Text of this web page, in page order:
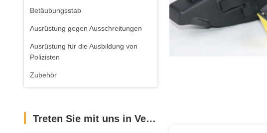
Betäubungsstab
Ausrüstung gegen Ausschreitungen
Ausrüstung für die Ausbildung von
Polizisten
Zubehör
Treten Sie mit uns in Verbindung